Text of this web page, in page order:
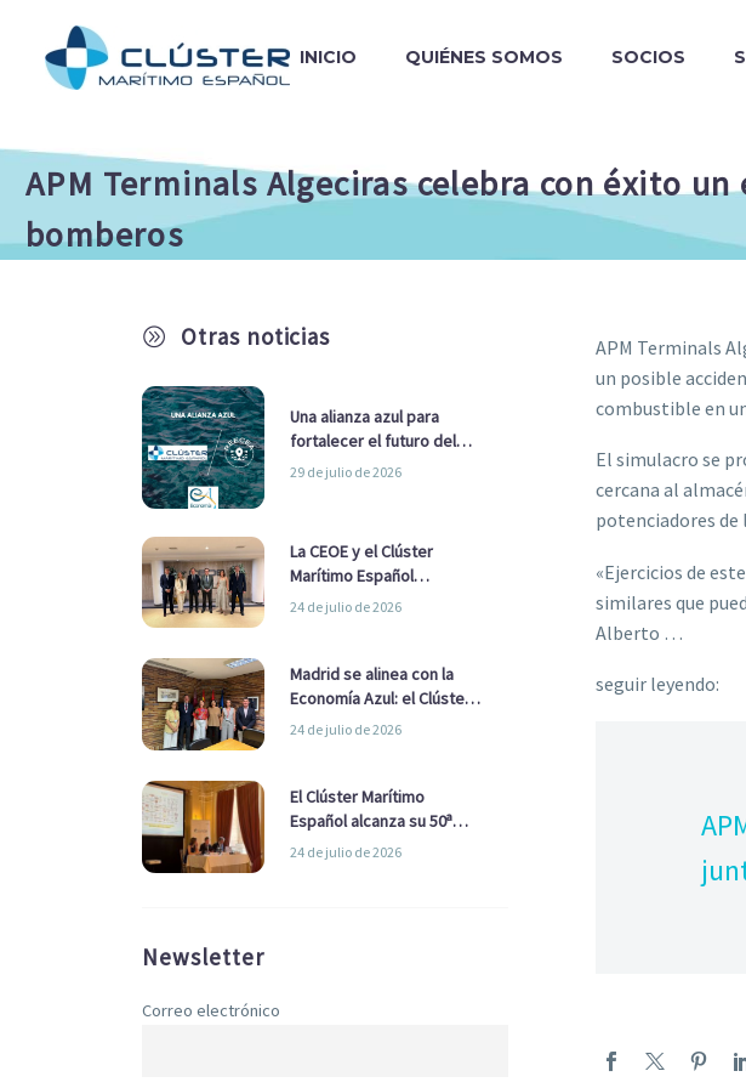
INICIO QUIÉNES SOMOS SOCIOS
APM Terminals Algeciras celebra con éxito
bomberos
A Otras noticias
Una alianza azul para
fortalecer el futuro del
sector marítimo
29 de julio de 2026
La CEOE y el Clúster
Marítimo Español
refuerzan su alianza para
24 de julio de 2026
Madrid se alinea con la
Economía Azul: el Clúster
Marítimo Español y la Real
Ayuntamiento
24 de julio de 2026
El Clúster Marítimo
Español alcanza su 50ª
Asamblea reafirmando su
24 de julio de 2026
Newsletter
Correo electrónico
APM Terminals
un posible
combustible en
El simulacro se
cercana al
potenciadores
«Ejercicios de
similares que
Alberto …
seguir leyendo: